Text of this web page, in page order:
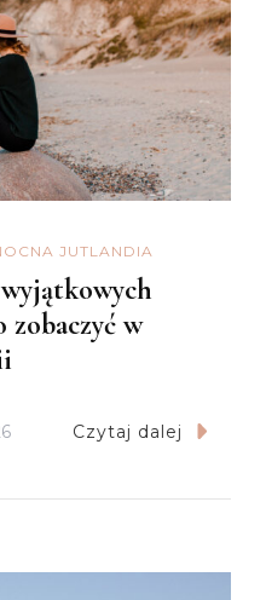
JUTLANDIA
w
Czytaj dalej